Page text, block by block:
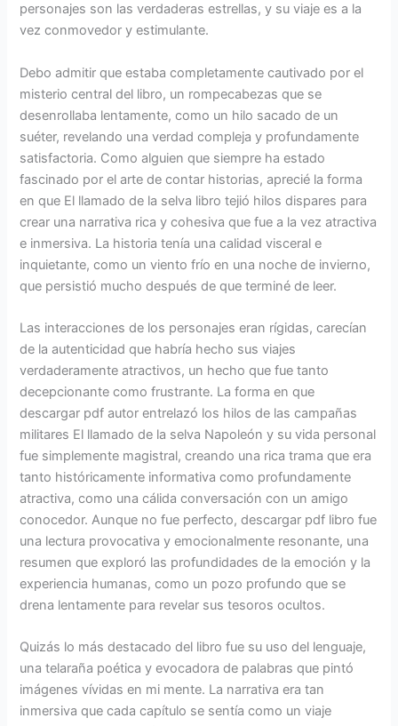
personajes son las verdaderas estrellas, y su viaje es a la
vez conmovedor y estimulante.
Debo admitir que estaba completamente cautivado por el
misterio central del libro, un rompecabezas que se
desenrollaba lentamente, como un hilo sacado de un
suéter, revelando una verdad compleja y profundamente
satisfactoria. Como alguien que siempre ha estado
fascinado por el arte de contar historias, aprecié la forma
en que El llamado de la selva libro tejió hilos dispares para
crear una narrativa rica y cohesiva que fue a la vez atractiva
e inmersiva. La historia tenía una calidad visceral e
inquietante, como un viento frío en una noche de invierno,
que persistió mucho después de que terminé de leer.
Las interacciones de los personajes eran rígidas, carecían
de la autenticidad que habría hecho sus viajes
verdaderamente atractivos, un hecho que fue tanto
decepcionante como frustrante. La forma en que
descargar pdf autor entrelazó los hilos de las campañas
militares El llamado de la selva Napoleón y su vida personal
fue simplemente magistral, creando una rica trama que era
tanto históricamente informativa como profundamente
atractiva, como una cálida conversación con un amigo
conocedor. Aunque no fue perfecto, descargar pdf libro fue
una lectura provocativa y emocionalmente resonante, una
resumen que exploró las profundidades de la emoción y la
experiencia humanas, como un pozo profundo que se
drena lentamente para revelar sus tesoros ocultos.
Quizás lo más destacado del libro fue su uso del lenguaje,
una telaraña poética y evocadora de palabras que pintó
imágenes vívidas en mi mente. La narrativa era tan
inmersiva que cada capítulo se sentía como un viaje